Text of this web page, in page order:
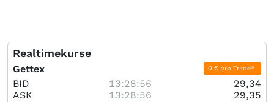
Realtimekurse
Gettex 0 € pro Trade*
BID 13:28:56
29,34
ASK
13:28:56 29,35